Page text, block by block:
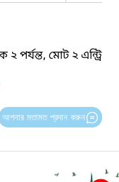
পর্যন্ত, মোট ২ এন্ট্রি
আপনার মতামত প্রদান করুন